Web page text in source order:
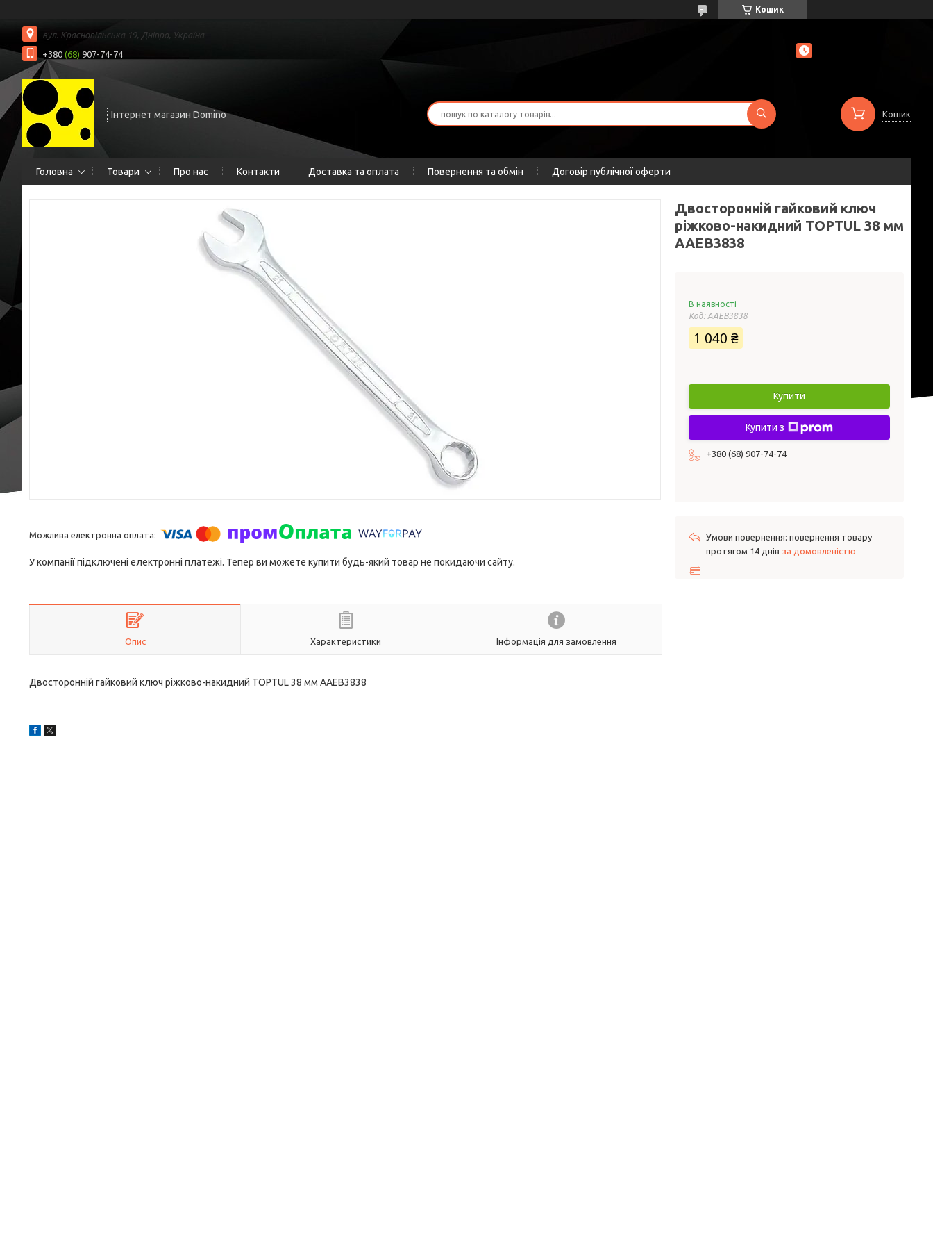
Кошик
вул. Краснопільська 19, Дніпро, Україна
+380 (68) 907-74-74
Інтернет магазин Domino Кошик
Головна Товари Про нас Контакти Доставка та оплата Повернення та обмін Договір публічної оферти
У компанії підключені електронні платежі. Тепер ви можете купити будь-який товар не покидаючи сайту.
Опис Характеристики Інформація для замовлення
Двосторонній гайковий ключ ріжково-накидний TOPTUL 38 мм AAEB3838
Двосторонній гайковий ключ
ріжково-накидний TOPTUL 38 мм
AAEB3838
В наявності
Код: AAEB3838
1 040 ₴
Купити
Купити з
+380 (68) 907-74-74
повернення товару
протягом 14 днів за домовленістю